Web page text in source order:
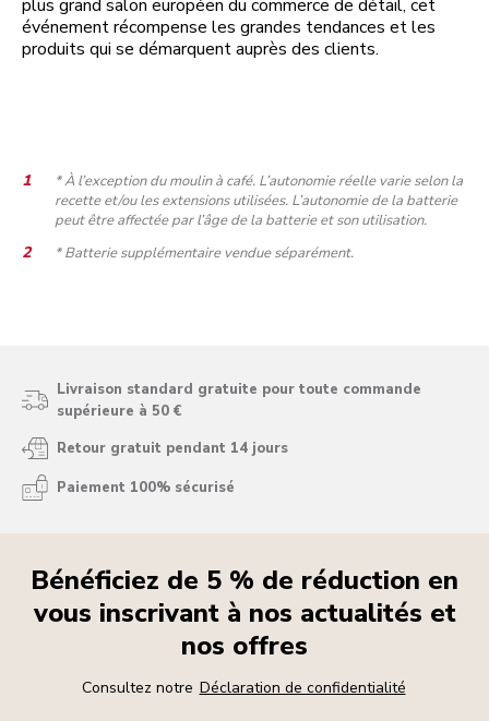
plus grand salon européen du commerce de détail, cet
événement récompense les grandes tendances et les
produits qui se démarquent auprès des clients.
* À l’exception du moulin à café. L’autonomie réelle varie selon la
recette et/ou les extensions utilisées. L’autonomie de la batterie
peut être affectée par l’âge de la batterie et son utilisation.
* Batterie supplémentaire vendue séparément.
Livraison standard gratuite pour toute commande
supérieure à 50 €
Retour gratuit pendant 14 jours
Paiement 100% sécurisé
Bénéficiez de 5 % de réduction en
vous inscrivant à nos actualités et
nos offres
Consultez notre Déclaration de confidentialité